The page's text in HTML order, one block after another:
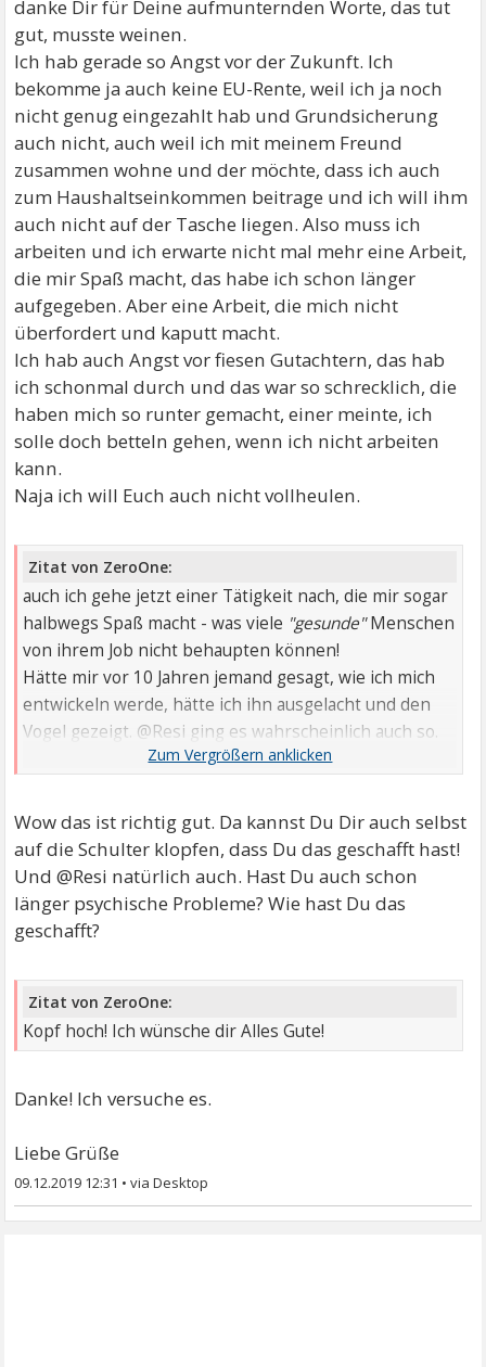
danke Dir für Deine aufmunternden Worte, das tut
gut, musste weinen.
Ich hab gerade so Angst vor der Zukunft. Ich
bekomme ja auch keine EU-Rente, weil ich ja noch
nicht genug eingezahlt hab und Grundsicherung
auch nicht, auch weil ich mit meinem Freund
zusammen wohne und der möchte, dass ich auch
zum Haushaltseinkommen beitrage und ich will ihm
auch nicht auf der Tasche liegen. Also muss ich
arbeiten und ich erwarte nicht mal mehr eine Arbeit,
die mir Spaß macht, das habe ich schon länger
aufgegeben. Aber eine Arbeit, die mich nicht
überfordert und kaputt macht.
Ich hab auch Angst vor fiesen Gutachtern, das hab
ich schonmal durch und das war so schrecklich, die
haben mich so runter gemacht, einer meinte, ich
solle doch betteln gehen, wenn ich nicht arbeiten
kann.
Naja ich will Euch auch nicht vollheulen.
Zitat von ZeroOne:
auch ich gehe jetzt einer Tätigkeit nach, die mir sogar
halbwegs Spaß macht - was viele "gesunde"Menschen
von ihrem Job nicht behaupten können!
Hätte mir vor 10 Jahren jemand gesagt, wie ich mich
entwickeln werde, hätte ich ihn ausgelacht und den
Vogel gezeigt. @Resi ging es wahrscheinlich auch so.
Im Leben ist zum Glück vieles nicht für die Ewigkeit.
Wow das ist richtig gut. Da kannst Du Dir auch selbst
auf die Schulter klopfen, dass Du das geschafft hast!
Und @Resi natürlich auch. Hast Du auch schon
länger psychische Probleme? Wie hast Du das
geschafft?
Zitat von ZeroOne:
Kopf hoch! Ich wünsche dir Alles Gute!
Danke! Ich versuche es.
Liebe Grüße
09.12.2019 12:31 •